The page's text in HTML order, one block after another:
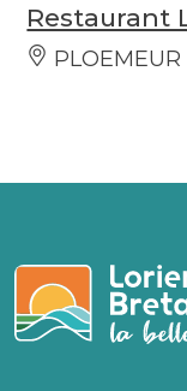
Restaurant
PLOEMEUR